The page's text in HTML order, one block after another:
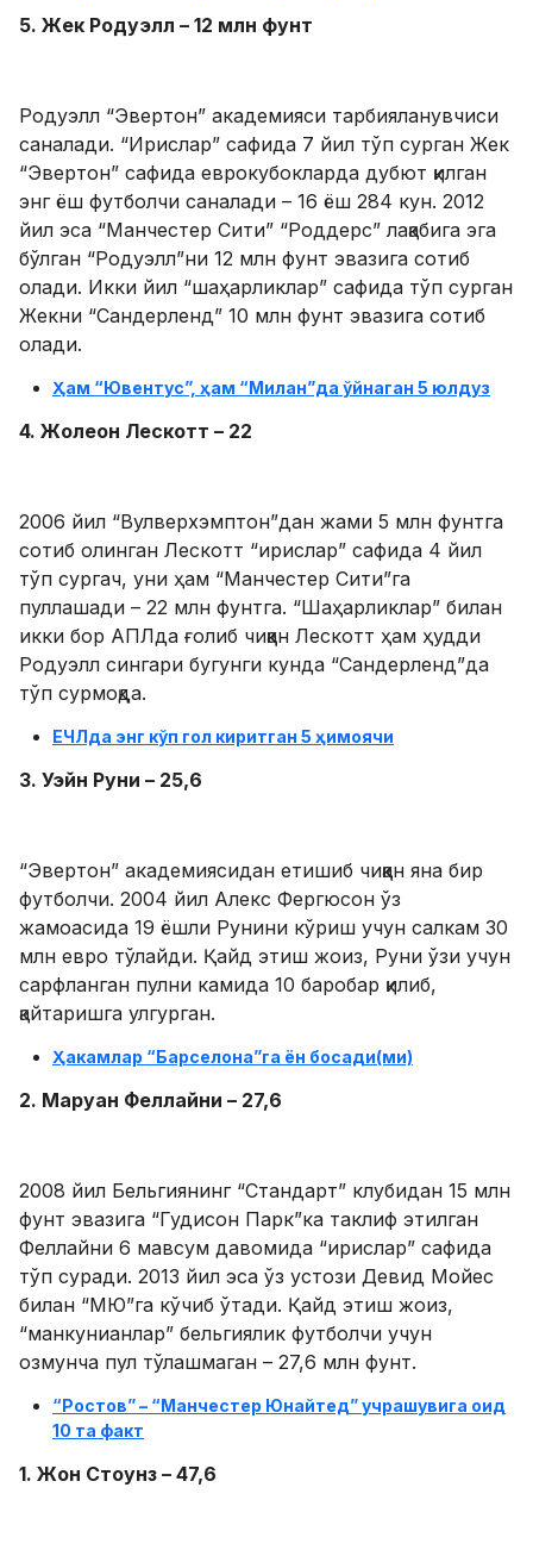
5. Жек Родуэлл – 12 млн фунт
Родуэлл “Эвертон” академияси тарбияланувчиси
саналади. “Ирислар” сафида 7 йил тўп сурган Жек
“Эвертон” сафида еврокубокларда дубют қилган
энг ёш футболчи саналади – 16 ёш 284 кун. 2012
йил эса “Манчестер Сити” “Роддерс” лақабига эга
бўлган “Родуэлл”ни 12 млн фунт эвазига сотиб
олади. Икки йил “шаҳарликлар” сафида тўп сурган
Жекни “Сандерленд” 10 млн фунт эвазига сотиб
олади.
Ҳам “Ювентус”, ҳам “Милан”да ўйнаган 5 юлдуз
4. Жолеон Лескотт – 22
2006 йил “Вулверхэмптон”дан жами 5 млн фунтга
сотиб олинган Лескотт “ирислар” сафида 4 йил
тўп сургач, уни ҳам “Манчестер Сити”га
пуллашади – 22 млн фунтга. “Шаҳарликлар” билан
икки бор АПЛда ғолиб чиққан Лескотт ҳам ҳудди
Родуэлл сингари бугунги кунда “Сандерленд”да
тўп сурмоқда.
ЕЧЛда энг кўп гол киритган 5 ҳимоячи
3. Уэйн Руни – 25,6
“Эвертон” академиясидан етишиб чиққан яна бир
футболчи. 2004 йил Алекс Фергюсон ўз
жамоасида 19 ёшли Рунини кўриш учун салкам 30
млн евро тўлайди. Қайд этиш жоиз, Руни ўзи учун
сарфланган пулни камида 10 баробар қилиб,
қайтаришга улгурган.
Ҳакамлар “Барселона”га ён босади(ми)
2. Маруан Феллайни – 27,6
2008 йил Бельгиянинг “Стандарт” клубидан 15 млн
фунт эвазига “Гудисон Парк”ка таклиф этилган
Феллайни 6 мавсум давомида “ирислар” сафида
тўп суради. 2013 йил эса ўз устози Девид Мойес
билан “МЮ”га кўчиб ўтади. Қайд этиш жоиз,
“манкунианлар” бельгиялик футболчи учун
озмунча пул тўлашмаган – 27,6 млн фунт.
“Ростов” – “Манчестер Юнайтед” учрашувига оид
10 та факт
1. Жон Стоунз – 47,6